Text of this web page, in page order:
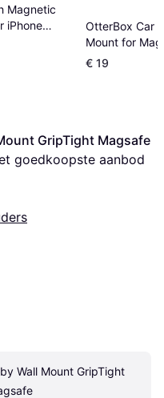
Magnetic
iPhone
OtterBox Car
Mount for
€ 19
GripTight Magsafe
goedkoopste aanbod
Wall Mount GripTight